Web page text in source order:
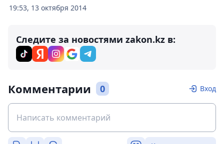
19:53, 13 октября 2014
Следите за новостями zakon.kz в:
Комментарии 0 Вход